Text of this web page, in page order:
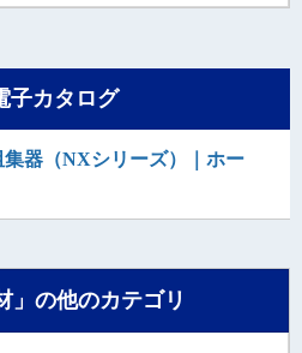
子カタログ
器（NXシリーズ）｜ホー
」の他のカテゴリ